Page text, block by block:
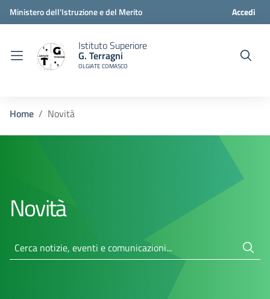
Ministero dell'Istruzione e del Merito Accedi
Istituto Superiore
G. Terragni
OLGIATE COMASCO
Home Novità
Novità
Cerca notizie...